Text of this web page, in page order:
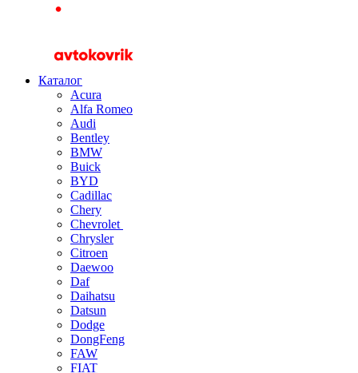
Каталог
Acura
Alfa Romeo
Audi
Bentley
BMW
Buick
BYD
Cadillac
Chery
Chevrolet
Chrysler
Citroen
Daewoo
Daf
Daihatsu
Datsun
Dodge
DongFeng
FAW
FIAT